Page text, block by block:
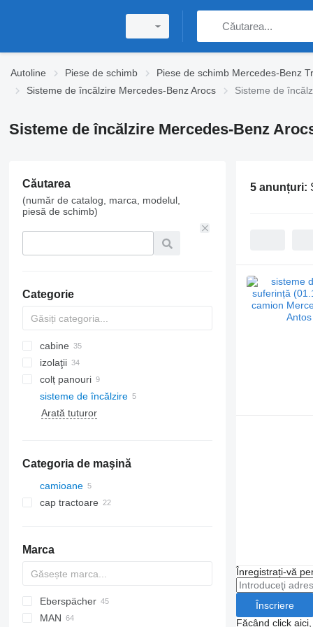
Autoline Piese de schimb Piese de schimb Mercedes-Benz
Sisteme de încălzire Mercedes-Benz Arocs
Sisteme de
Sisteme de încălzire Mercedes-Benz
Căutarea
(număr de catalog, marca, modelul,
piesă de schimb)
Categorie
cabine
izolaţii
colț panouri
radiatoare aer condiționat
compresoare clima
sisteme de încălzire
geamuri laterale
Arată tuturor
Categoria de maşină
camioane
cap tractoare
Marca
CF
LF
AC
Eberspächer
F-MAX
Daily
MAN
5 anunțuri:
Înregistrați-vă
Înscriere
Făcând click